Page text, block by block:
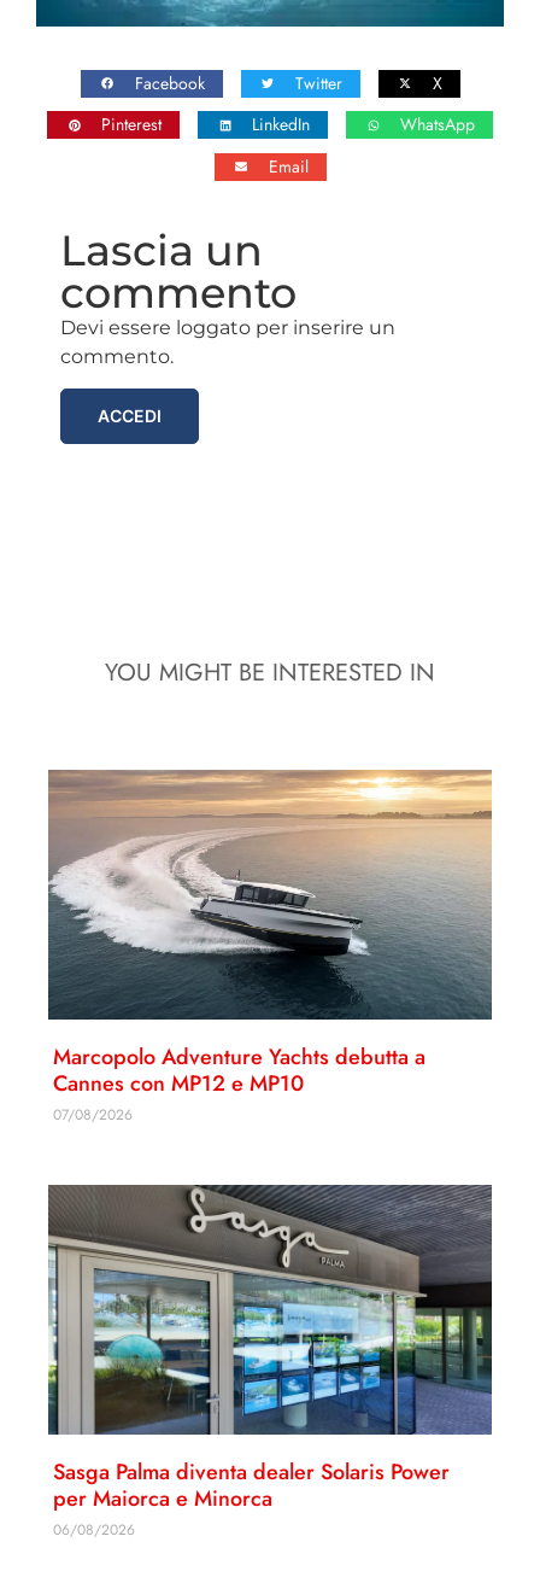
Facebook Twitter
X
Pinterest
LinkedIn
WhatsApp
Email
Lascia un
commento
Devi essere loggato per inserire un
commento.
ACCEDI
YOU MIGHT BE INTERESTED IN
Marcopolo Adventure Yachts debutta a
Cannes con MP12 e MP10
07/08/2026
Sasga Palma diventa dealer Solaris Power
per Maiorca e Minorca
06/08/2026